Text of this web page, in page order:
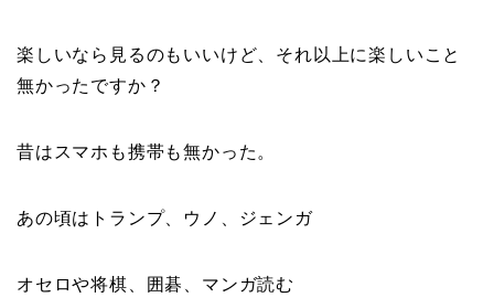
楽しいなら見るのもいいけど、それ以上に楽しいこと
無かったですか？
昔はスマホも携帯も無かった。
あの頃はトランプ、ウノ、ジェンガ
オセロや将棋、囲碁、マンガ読む